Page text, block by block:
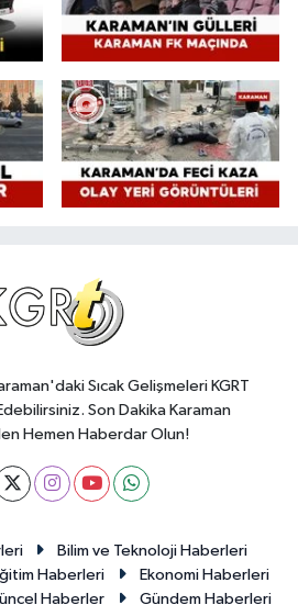
Sıcak Gelişmeleri KGRT
Son Dakika Karaman
Hemen Haberdar Olun!
Bilim ve Teknoloji Haberleri
Haberleri
Ekonomi Haberleri
Haberler Gündem Haberleri